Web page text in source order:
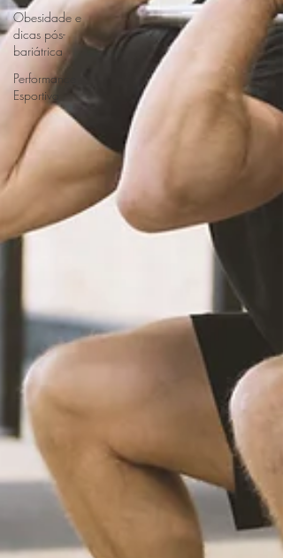
Obesidade e
dicas pós-
bariátrica
Performance
Esportiva